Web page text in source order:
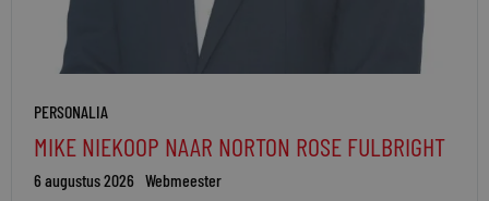
PERSONALIA
MIKE NIEKOOP NAAR NORTON ROSE FULBRIGHT
6 augustus 2026 Webmeester